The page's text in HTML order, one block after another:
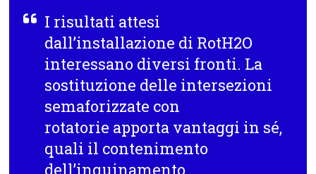
I risultati attesi
dall’installazione di RotH2O
interessano diversi fronti. La
sostituzione delle intersezioni
semaforizzate con
rotatorie apporta vantaggi in sé,
quali il contenimento
dell’inquinamento